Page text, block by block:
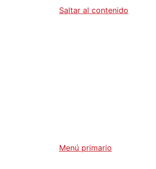
Saltar al contenido
Menú primario